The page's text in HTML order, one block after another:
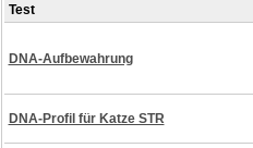
Test
DNA-Aufbewahrung
DNA-Profil für Katze STR